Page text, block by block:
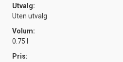
Utvalg:
Uten utvalg
Volum:
0.75 l
Pris: